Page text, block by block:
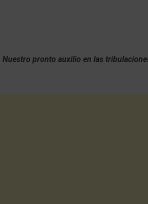
Nuestro pronto auxilio en las